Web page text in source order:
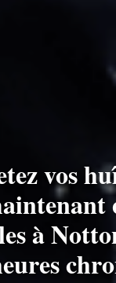
vos
à